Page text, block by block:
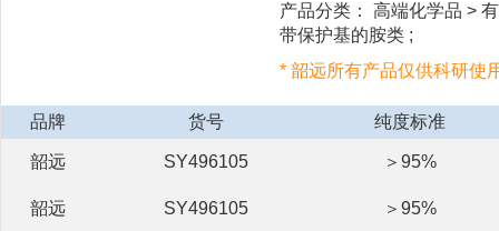
产品分类： 高端化学品 >
带保护基的胺类 ;
* 韶远所有产品仅供科研使
品牌 货号 纯度标准
韶远 SY496105 ＞95%
韶远 SY496105 ＞95%